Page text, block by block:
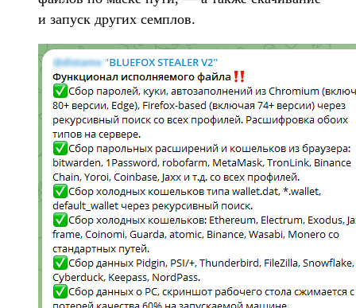
и запуск других семплов.